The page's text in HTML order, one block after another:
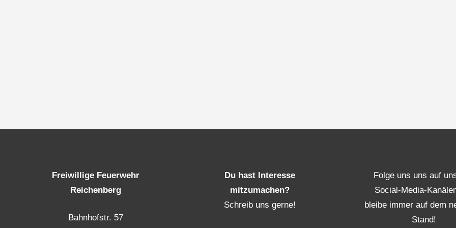
Freiwillige Feuerwehr
Reichenberg
Bahnhofstr. 57
Du hast Interesse
mitzumachen?
Schreib uns gerne!
Folge uns uns auf
Social-Media-
bleibe immer auf dem
Stand!